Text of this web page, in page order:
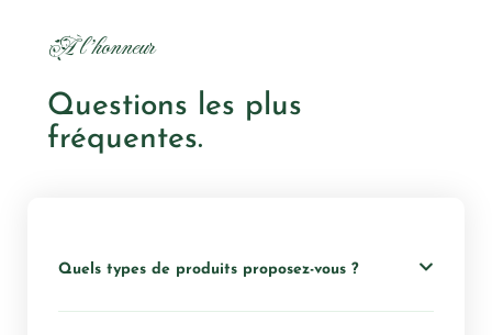
À l'honneur
Questions les plus
fréquentes.
Quels types de produits proposez-vous ?